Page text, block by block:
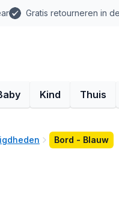
Gratis retourneren in
Kind Thuis
Bord - Blauw